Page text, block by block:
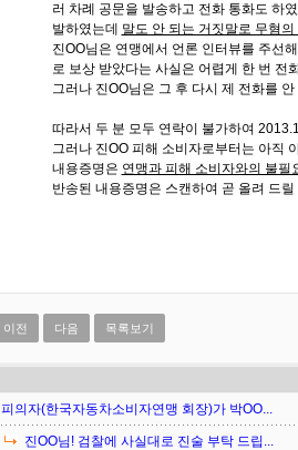
러 차례 공문을 발송하고 전화 통화도 하
발하였는데 말도 안 되는 거짓말로 무혐의
진OO님은 연맹에서 언론 인터뷰를 주선
로 보상 받았다는 사실은 어렵게 한 번 전
그러나 진OO님은 그 후 다시 제 전화를
따라서 두 분 모두 연락이 불가하여
그러나 진OO 피해 소비자로부터는 아직
내용증명은 연맹과 피해 소비자와의 불필
반송된 내용증명은 스캔하여 곧 올려 드
이전 다음 목록보기
피의자(한국자동차소비자연맹 회장)가 박OO...
진OO님! 검찰에 사실대로 진술 부탁 드립...